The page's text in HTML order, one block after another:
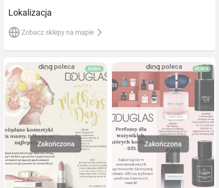
Lokalizacja
Zobacz sklepy na mapie
NOWA NOWA